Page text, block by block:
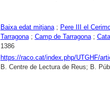
Baixa edat mitjana; Pere III el
Tarragona; Camp de Tarragona;
1386
https://raco.cat/index.php/UTGHF/
B. Centre de Lectura de Reus; B.